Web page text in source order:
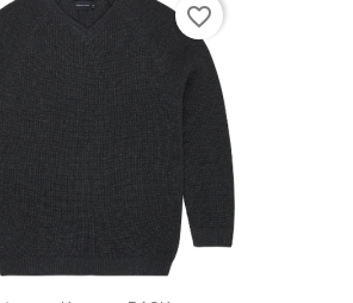
favorite_border